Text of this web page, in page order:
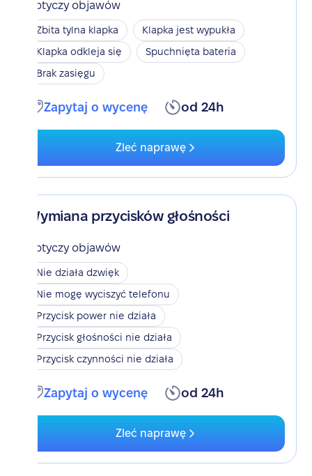
Dotyczy objawów
Zbita tylna klapka
Klapka jest wypukła
Klapka odkleja się
Spuchnięta bateria
Brak zasięgu
Zapytaj o wycenę od 24h
Zleć naprawę
Wymiana przycisków głośności
Dotyczy objawów
Nie działa dzwięk
Nie mogę wyciszyć telefonu
Przycisk power nie działa
Przycisk głośności nie działa
Przycisk czynności nie działa
Zapytaj o wycenę od 24h
Zleć naprawę